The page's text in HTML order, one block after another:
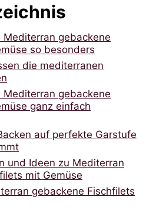
Mediterran gebackene
so besonders
die mediterranen
gebackene
ganz einfach
auf perfekte Garstufe
und Ideen zu Mediterran
mit Gemüse
gebackene Fischfilets